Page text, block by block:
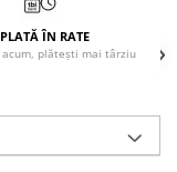
PLATĂ ÎN RATE
acum, plătești mai târziu